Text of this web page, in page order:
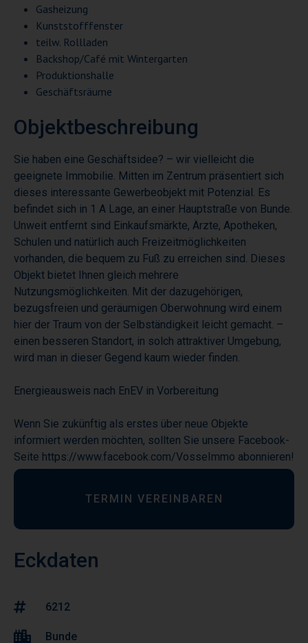
Gasheizung
Kunststofffenster
teilw. Rollladen
Backshop/Café mit Wintergarten
Produktionshalle
Geschäftsräume
Objektbeschreibung
Sie haben eine Geschäftsidee? – wir vielleicht die
geeignete Immobilie. Mitten im Zentrum präsentiert sich
dieses interessante Gewerbeobjekt mit Potenzial. Es
befindet sich in 1 A Lage, an einer Hauptstraße von Bunde.
Unweit entfernt sind Einkaufsmärkte, Ärzte, Apotheken,
Schulen und natürlich auch Freizeitmöglichkeiten
vorhanden, die bequem zu Fuß zu erreichen sind. Dieses
Objekt bietet Ihnen gleich mehrere
Nutzungsmöglichkeiten. Mit der dazugehörigen,
bezugsfreien und geräumigen Oberwohnung wird einem
hier der Traum von der Selbständigkeit leicht gemacht. –
einen besseren Standort, in solch attraktiver Umgebung,
wird man in dieser Gegend kaum wieder finden.
Energieausweis nach EnEV in Vorbereitung
Wenn Sie zukünftig als erstes über neue Objekte
informiert werden möchten, sollten Sie unsere Facebook-
Seite https://www.facebook.com/VosseImmo abonnieren!
TERMIN VEREINBAREN
Eckdaten
6212
Bunde